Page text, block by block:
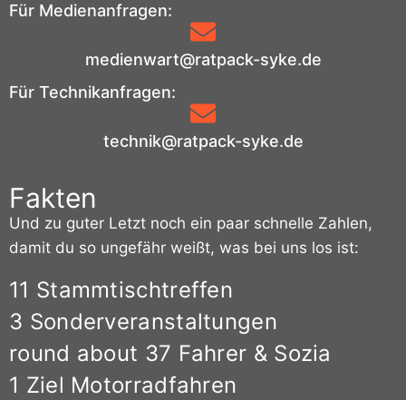
Für Medienanfragen:
medienwart@ratpack-syke.de
Für Technikanfragen:
technik@ratpack-syke.de
Fakten
Und zu guter Letzt noch ein paar schnelle Zahlen,
damit du so ungefähr weißt, was bei uns los ist:
11 Stammtischtreffen
3 Sonderveranstaltungen
round about 37 Fahrer & Sozia
1 Ziel Motorradfahren